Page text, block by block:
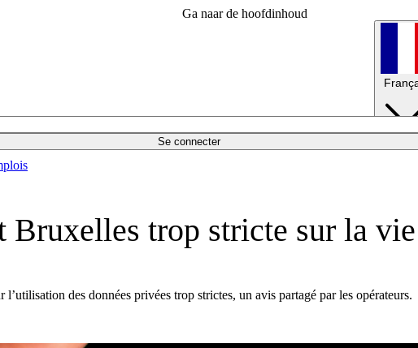
Ga naar de hoofdinhoud
Se connecter
Bruxelles trop stricte sur la
des données privées trop strictes, un avis partagé par les opérateurs.